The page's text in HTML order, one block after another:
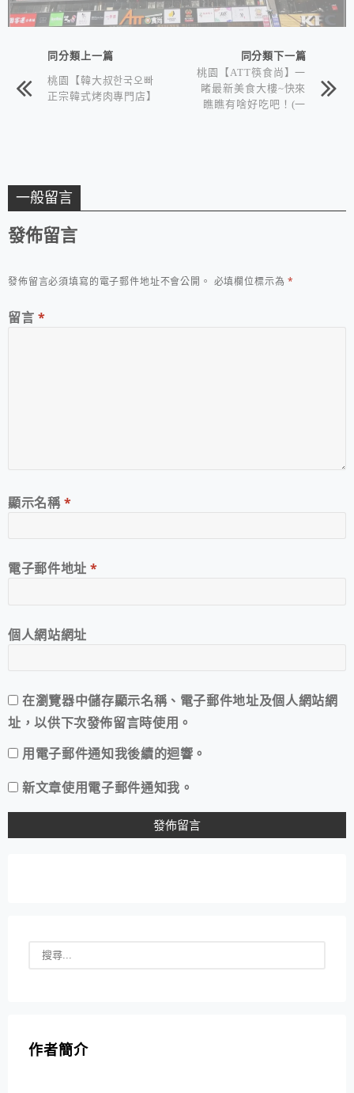
同分類上一篇
桃園【韓大叔한국오빠
正宗韓式烤肉專門店】
同分類下一篇
桃園【ATT筷食尚】一
睹最新美食大樓~快來
瞧瞧有啥好吃吧！(一
一般留言
發佈留言
發佈留言必須填寫的電子郵件地址不會公開。 必填欄位標示為*
留言 *
顯示名稱*
電子郵件地址*
個人網站網址
在瀏覽器中儲存顯示名稱、電子郵件地址及個人網站網
址，以供下次發佈留言時使用。
用電子郵件通知我後續的迴響。
新文章使用電子郵件通知我。
作者簡介